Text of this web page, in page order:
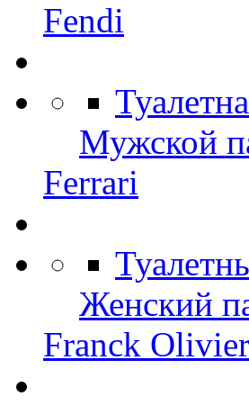
Fendi
Мужской
Ferrari
Женский
Franck Olivier